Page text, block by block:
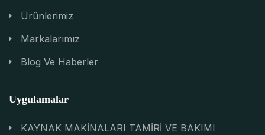
Ürünlerimiz
Markalarımız
Blog Ve Haberler
Uygulamalar
KAYNAK MAKİNALARI TAMİRİ VE BAKIMI